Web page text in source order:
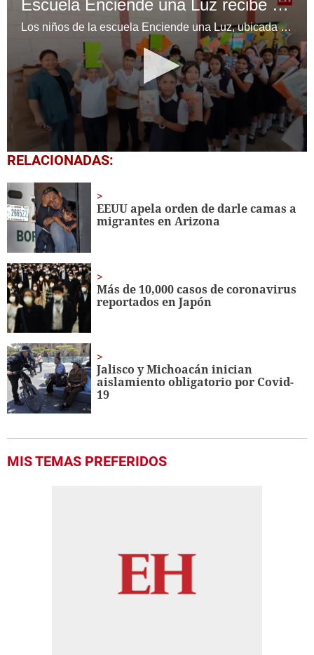
Escuela Enciende una Luz recibe cuadernos Quick, gracias a la Maratón del Saber
Los niños de la escuela Enciende una Luz, ubicada en la colonia Altos de Santa Rosa, al sur de Tegucigalpa, recibieron cuadernos Quick como parte de la Campaña Maratón del Saber.
0
seconds
1
minute,
56
seconds
RELACIONADAS:
EEUU apela orden de darle camas a
migrantes en Arizona
Más de 10,000 casos de coronavirus
reportados en Japón
Jalisco y Michoacán inician
aislamiento obligatorio por Covid-
19
MIS TEMAS PREFERIDOS